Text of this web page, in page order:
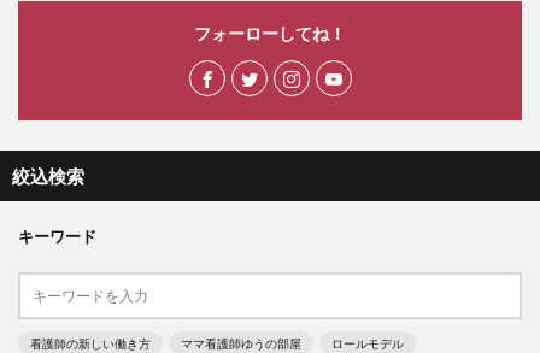
フォーローしてね！
絞込検索
キーワード
看護師の新しい働き方 ママ看護師ゆうの部屋 ロールモデル